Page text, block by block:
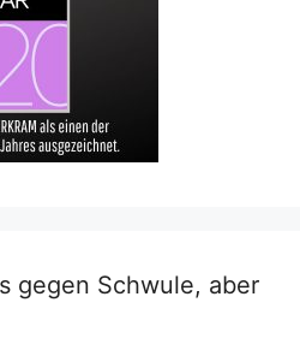
gegen Schwule, aber